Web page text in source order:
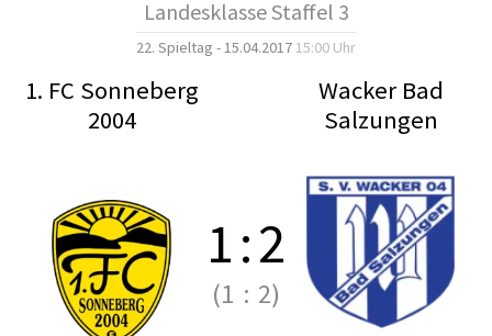
Landesklasse Staffel 3
22. Spieltag - 15.04.2017 15:00 Uhr
1. FC Sonneberg
2004
Wacker Bad
Salzungen
1:2
(1 : 2)